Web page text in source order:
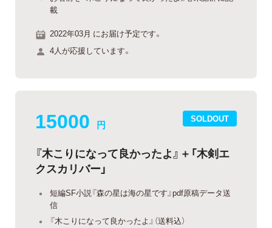
載
2022年03月 にお届け予定です。
4人が応援しています。
SOLDOUT
15000 円
『木こりになって良かったよ』＋「木剣エ
クスカリバー」
短編SF小説『森の星は海の星です』pdf原稿データ送
信
『木こりになって良かったよ』（送料込）